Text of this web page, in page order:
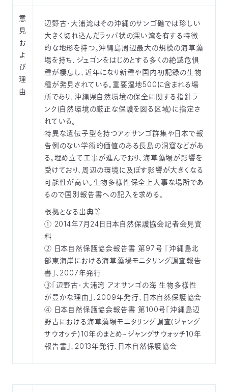
意
見
お
よ
び
理
由
辺野古・大浦湾はその沖縄のサンゴ礁では珍しい
大きく切れ込んだラッパ状の深い湾を有する特徴
的な地形を持つ。沖縄島周辺最大の規模の海草藻
場を持ち、ジュゴンをはじめとする多くの絶滅危惧
種が棲息し、近年になり新種や国内初記録の生物
種が発見されている。重要湿地500に含まれる場
所であり、沖縄県自然環境の保全に関する指針ラ
ンク(自然環境の厳正な保護を図る区域)に指定さ
れている。
特異な遺伝子型を持つアオサンゴ群集や日本で報
告例のない学術的価値のある長島の洞窟などがあ
る。埋め立て工事が進んでおり、海草藻場が影響を
受けており、周辺の環境に及ぼす影響が大きくなる
可能性が高い。生物多様性保全上大事な場所であ
るので国別報告書への記入を求める。
根拠となる出典等
① 2014年7月24日日本自然保護協会記者会見資
料
② 日本自然保護協会報告書 第97号 「沖縄島北
部東海岸における海草藻場モニタリング調査報告
書」、2007年発行
③「辺野古・大浦湾 アオサンゴの海 生物多様性
が豊かな理由」、2009年発行、日本自然保護協会
④ 日本自然保護協会報告書 第100号「沖縄島辺
野古における海草藻場モニタリング調査(ジャング
サウオッチ)10年のまとめ~ジャングサウォッチ10年
報告書」、2013年発行、日本自然保護協会